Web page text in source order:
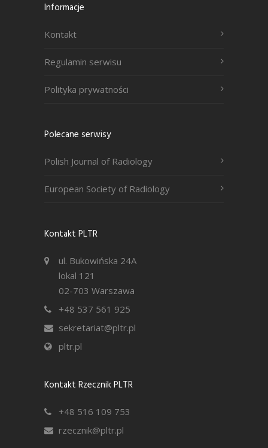
Informacje
Kontakt
Regulamin serwisu
Polityka prywatności
Polecane serwisy
Polish Journal of Radiology
European Society of Radiology
Kontakt PLTR
ul. Bukowińska 24A
lokal 121
02-703 Warszawa
+48 537 561 925
sekretariat@pltr.pl
pltr.pl
Kontakt Rzecznik PLTR
+48 516 109 753
rzecznik@pltr.pl